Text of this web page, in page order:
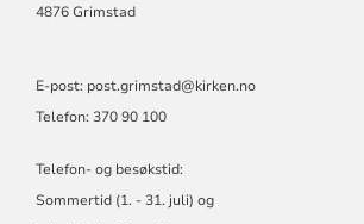
4876 Grimstad
E-post: post.grimstad@kirken.no
Telefon: 370 90 100
Telefon- og besøkstid:
Sommertid (1. - 31. juli) og